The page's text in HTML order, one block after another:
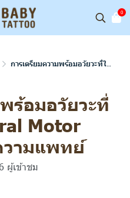
0
การเตรียมความพร้อมอวัยวะที่ใช้ในการพูด: Oral Motor Exercise - บทความแพทย์
ร้อมอวัยวะที่
Motor
วามแพทย์
ผู้เข้าชม